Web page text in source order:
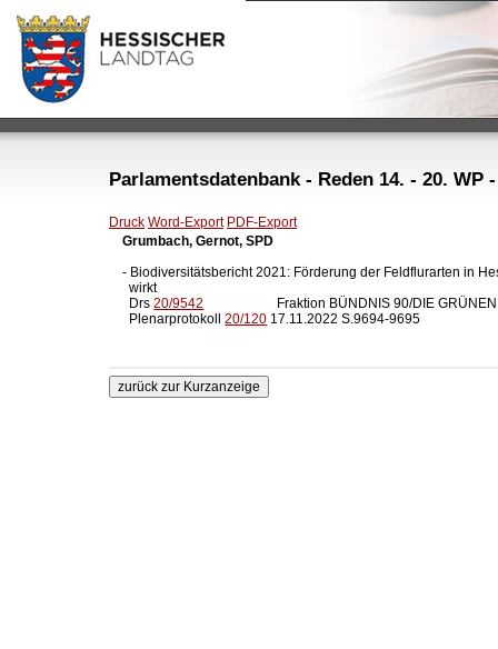
Parlamentsdatenbank - Reden 14. - 20. WP
Druck Word-Export PDF-Export
Grumbach, Gernot, SPD
- Biodiversitätsbericht 2021: Förderung der Feldflurarten in
  wirkt
  Drs
20/9542
                      Fraktion BÜNDNIS 90/DIE GRÜNEN
  Plenarprotokoll
20/120 17.11.2022 S.9694-9695